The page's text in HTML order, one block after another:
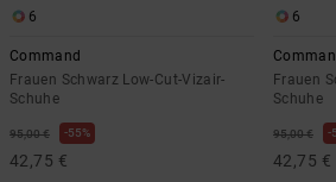
6
Command
Frauen Schwarz Low-Cut-Vizair-
Schuhe
95,00 € 55%
42,75 €
6
Frauen
Schuhe
95,00 €
42,75 €